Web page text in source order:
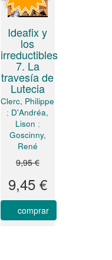
Ideafix y
los
irreductibles
7. La
travesía de
Lutecia
Clerc, Philippe
; D'Andréa,
Lison ;
Goscinny,
René
9,95 €
9,45 €
comprar